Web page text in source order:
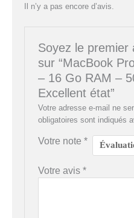
Il n’y a pas encore d’avis.
Soyez le premier
sur “MacBook
– 16 Go RAM –
Excellent état”
Votre adresse e-mail ne
obligatoires sont indiqués
Votre note *
Votre avis *